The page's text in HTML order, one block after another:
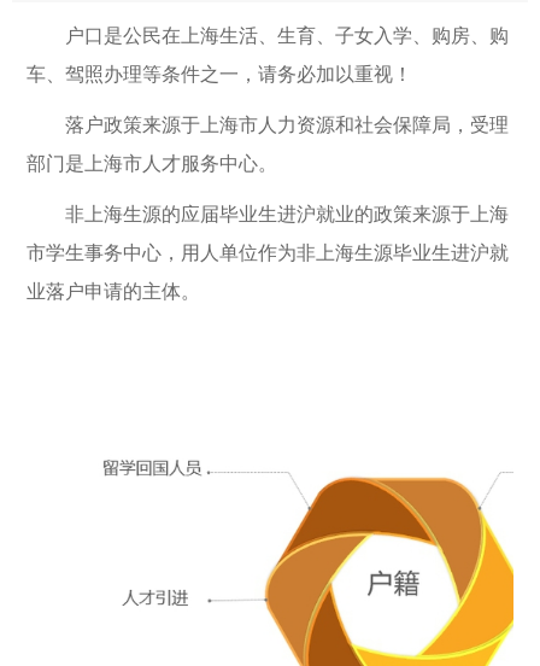
户口是公民在上海生活、生育、子女入学、购房、购
车、驾照办理等条件之一，请务必加以重视！
落户政策来源于上海市人力资源和社会保障局，受理
部门是上海市人才服务中心。
非上海生源的应届毕业生进沪就业的政策来源于上海
市学生事务中心，用人单位作为非上海生源毕业生进沪就
业落户申请的主体。